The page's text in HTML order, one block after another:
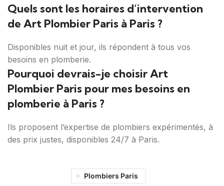
Quels sont les horaires d’intervention
de Art Plombier Paris à Paris ?
Disponibles nuit et jour, ils répondent à tous vos
besoins en plomberie.
Pourquoi devrais-je choisir Art
Plombier Paris pour mes besoins en
plomberie à Paris ?
Ils proposent l’expertise de plombiers expérimentés, à
des prix justes, disponibles 24/7 à Paris.
Plombiers Paris